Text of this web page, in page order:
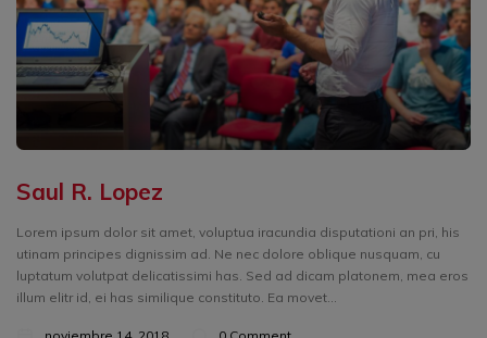
Saul R. Lopez
Lorem ipsum dolor sit amet, voluptua iracundia disputationi an pri, his
utinam principes dignissim ad. Ne nec dolore oblique nusquam, cu
luptatum volutpat delicatissimi has. Sed ad dicam platonem, mea eros
illum elitr id, ei has similique constituto. Ea movet...